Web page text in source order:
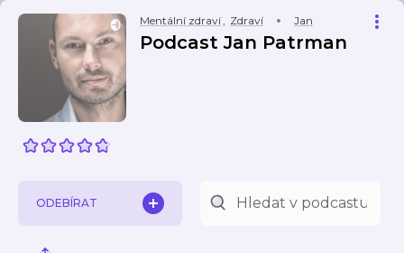
Mentální zdraví, Zdraví Jan
Podcast Jan Patrman
ODEBÍRAT